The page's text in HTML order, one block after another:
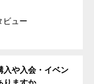
ビュー
入や入会・イベン